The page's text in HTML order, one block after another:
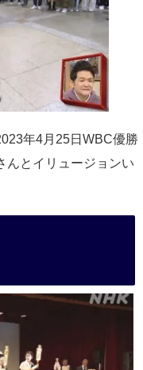
年4月25日WBC優勝
んとイリュージョンい